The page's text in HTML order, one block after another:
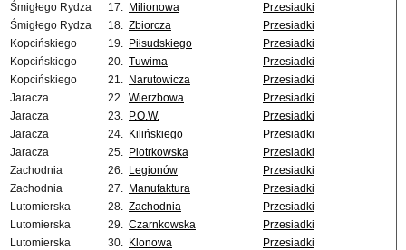
Śmigłego Rydza
17. Milionowa
Przesiadki
Śmigłego Rydza
18. Zbiorcza
Przesiadki
Kopcińskiego
19. Piłsudskiego
Przesiadki
Kopcińskiego
20. Tuwima
Przesiadki
Kopcińskiego
21. Narutowicza
Przesiadki
Jaracza
22. Wierzbowa
Przesiadki
Jaracza
23. P.O.W.
Przesiadki
Jaracza
24. Kilińskiego
Przesiadki
Jaracza
25. Piotrkowska
Przesiadki
Zachodnia
26. Legionów
Przesiadki
Zachodnia
27. Manufaktura
Przesiadki
Lutomierska
28. Zachodnia
Przesiadki
Lutomierska
29. Czarnkowska
Przesiadki
Lutomierska
30. Klonowa Przesiadki